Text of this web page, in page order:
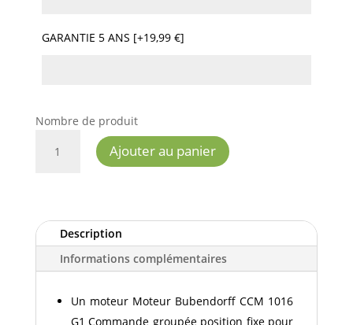
GARANTIE 5 ANS [+19,99 €]
Nombre de produit
1016
G1
COMMANDE
Ajouter au panier
Description
Informations complémentaires
Un moteur Moteur Bubendorff CCM 1016
G1 Commande groupée position fixe pour